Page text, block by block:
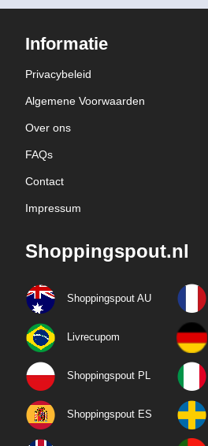
Informatie
Privacybeleid
Algemene Voorwaarden
Over ons
FAQs
Contact
Impressum
Shoppingspout.nl
Shoppingspout AU
Livrecupom
Shoppingspout PL
Shoppingspout ES